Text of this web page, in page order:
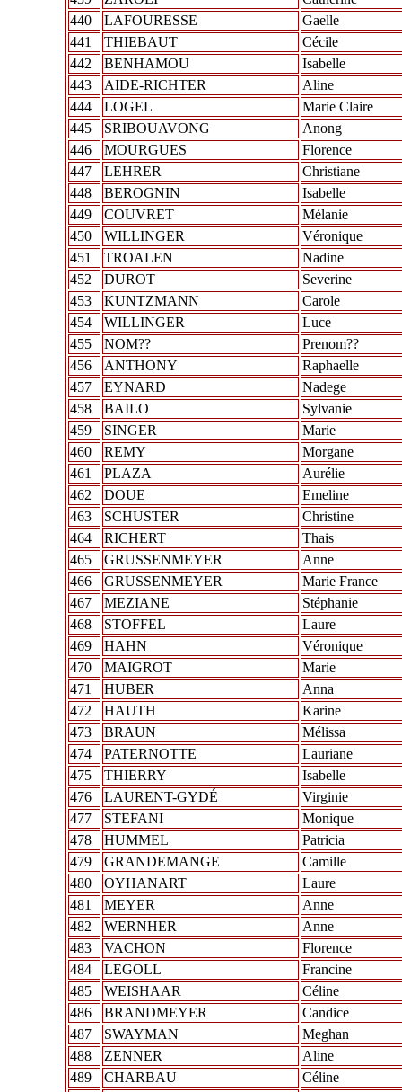
440
LAFOURESSE
Gaelle
441
THIEBAUT
Cécile
442
BENHAMOU
Isabelle
443
AIDE-RICHTER
Aline
444
LOGEL
Marie Claire
445
SRIBOUAVONG
Anong
446
MOURGUES
Florence
447
LEHRER
Christiane
448
BEROGNIN
Isabelle
449
COUVRET
Mélanie
450
WILLINGER
Véronique
451
TROALEN
Nadine
452
DUROT
Severine
453
KUNTZMANN
Carole
454
WILLINGER
Luce
455
NOM??
Prenom??
456
ANTHONY
Raphaelle
457
EYNARD
Nadege
458
BAILO
Sylvanie
459
SINGER
Marie
460
REMY
Morgane
461
PLAZA
Aurélie
462
DOUE
Emeline
463
SCHUSTER
Christine
464
RICHERT
Thais
465
GRUSSENMEYER
Anne
466
GRUSSENMEYER
Marie France
467
MEZIANE
Stéphanie
468
STOFFEL
Laure
469
HAHN
Véronique
470
MAIGROT
Marie
471
HUBER
Anna
472
HAUTH
Karine
473
BRAUN
Mélissa
474
PATERNOTTE
Lauriane
475
THIERRY
Isabelle
476
LAURENT-GYDÉ
Virginie
477
STEFANI
Monique
478
HUMMEL
Patricia
479
GRANDEMANGE
Camille
480
OYHANART
Laure
481
MEYER
Anne
482
WERNHER
Anne
483
VACHON
Florence
484
LEGOLL
Francine
485
WEISHAAR
Céline
486
BRANDMEYER
Candice
487
SWAYMAN
Meghan
488
ZENNER
Aline
489
CHARBAU
Céline